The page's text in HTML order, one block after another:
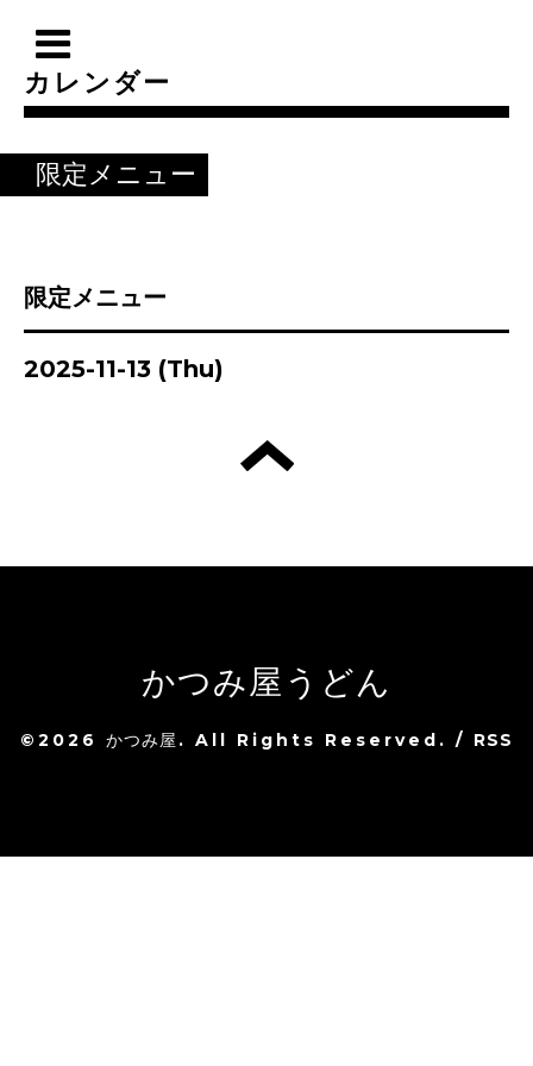
カレンダー
限定メニュー
限定メニュー
2025-11-13 (Thu)
かつみ屋うどん
©2026 かつみ屋 . All Rights Reserved. / RSS